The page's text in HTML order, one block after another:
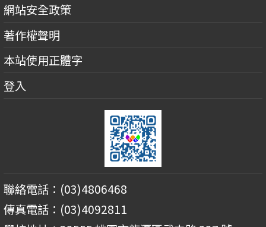
網站安全政策
著作權聲明
本站使用正體字
登入
聯絡電話：(03)4806468
傳真電話：(03)4092811